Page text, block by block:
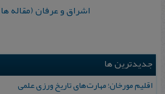
اشراق و عرفان (مقاله
جدیدترین ها
اقلیم مورخان؛ مهارت‌های تاریخ ورزی علمی